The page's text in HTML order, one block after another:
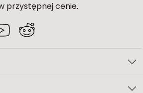
przystępnej cenie.